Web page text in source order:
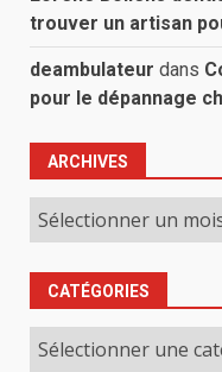
trouver un artisan
deambulateur dans
pour le dépannage
ARCHIVES
Archives
CATÉGORIES
Catégories